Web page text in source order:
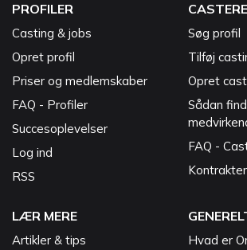
PROFILER
Casting & jobs
Opret profil
Priser og medlemskaber
FAQ - Profiler
Succesoplevelser
Log ind
RSS
CASTERE
Søg profil
Tilføj
Opret
Sådan
FAQ -
Kontrakter
LÆR MERE
Artikler & tips
Hvad er